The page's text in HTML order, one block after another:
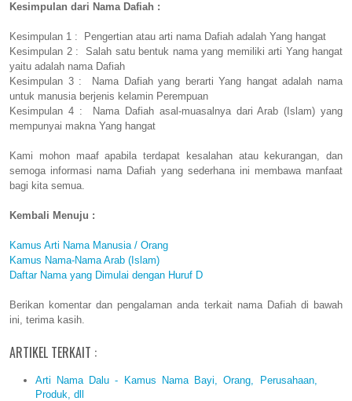
Kesimpulan dari Nama Dafiah :
Kesimpulan 1 : Pengertian atau arti nama Dafiah adalah Yang hangat
Kesimpulan 2 : Salah satu bentuk nama yang memiliki arti Yang hangat
yaitu adalah nama Dafiah
Kesimpulan 3 : Nama Dafiah yang berarti Yang hangat adalah nama
untuk manusia berjenis kelamin Perempuan
Kesimpulan 4 : Nama Dafiah asal-muasalnya dari Arab (Islam) yang
mempunyai makna Yang hangat
Kami mohon maaf apabila terdapat kesalahan atau kekurangan, dan
semoga informasi nama Dafiah yang sederhana ini membawa manfaat
bagi kita semua.
Kembali Menuju :
Kamus Arti Nama Manusia / Orang
Kamus Nama-Nama Arab (Islam)
Daftar Nama yang Dimulai dengan Huruf D
Berikan komentar dan pengalaman anda terkait nama Dafiah di bawah
ini, terima kasih.
ARTIKEL TERKAIT :
Arti Nama Dalu - Kamus Nama Bayi, Orang, Perusahaan,
Produk, dll